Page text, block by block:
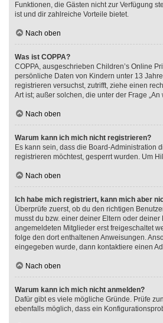
Funktionen, die Gästen nicht zur Verfügung
ist und dir zahlreiche Vorteile bietet.
Nach oben
Was ist COPPA?
COPPA, ausgeschrieben Children’s Online
persönliche Daten von Kindern unter 13
registrieren versuchst, zutrifft, ziehe einen
Art ist; außer solchen, die unter der Frage
Nach oben
Warum kann ich mich nicht registrieren?
Es kann sein, dass die Board-Administration
registrieren möchtest, gesperrt wurden. Um
Nach oben
Ich habe mich registriert, kann mich aber
Überprüfe zuerst, ob du den richtigen
musst du bzw. einer deiner Eltern oder
angemeldeten Mitglieder erst freigeschaltet
folge den dort enthaltenen Anweisungen.
eingegeben wurde, dann kontaktiere einen
Nach oben
Warum kann ich mich nicht anmelden?
Dafür gibt es viele mögliche Gründe. Prüfe
ebenfalls möglich, dass ein